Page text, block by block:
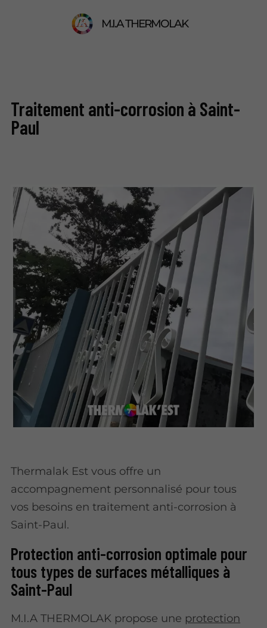
M.I.A THERMOLAK
Traitement anti-corrosion à Saint-
Paul
Thermalak Est vous offre un
accompagnement personnalisé pour tous
vos besoins en traitement anti-corrosion à
Saint-Paul.
Protection anti-corrosion optimale pour
tous types de surfaces métalliques à
Saint-Paul
M.I.A THERMOLAK propose une protection